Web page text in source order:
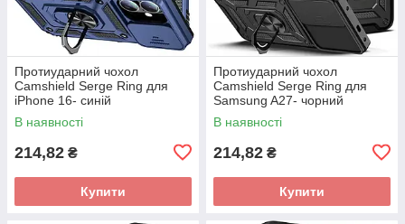
Протиударний чохол
Camshield Serge Ring для
iPhone 16- синій
В наявності
214,82 ₴
Купити
Протиударний чохол
Camshield Serge Ring для
Samsung A27- чорний
В наявності
214,82 ₴
Купити